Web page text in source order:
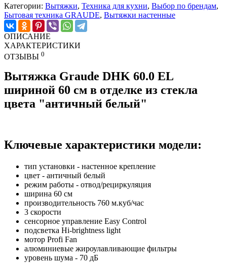
Категории: Вытяжки, Техника для кухни, Выбор по брендам,
Бытовая техника GRAUDE, Вытяжки настенные
ОПИСАНИЕ
ХАРАКТЕРИСТИКИ
ОТЗЫВЫ 0
Вытяжка Graude DHK 60.0 EL
шириной 60 см в отделке из стекла
цвета "античный белый"
Ключевые характеристики модели:
тип установки - настенное крепление
цвет - античный белый
режим работы - отвод/рециркуляция
ширина 60 см
производительность 760 м.куб/час
3 скорости
сенсорное управление Easy Control
подсветка Hi-brightness light
мотор Profi Fan
алюминиевые жироулавливающие фильтры
уровень шума - 70 дБ